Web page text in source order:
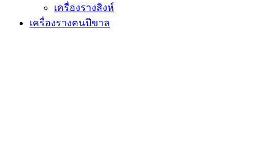
เครื่องรางสิงห์
เครื่องรางฅนปีขาล